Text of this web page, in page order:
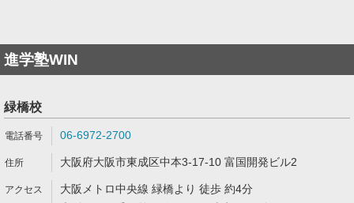
進学塾WIN
緑橋校
06-6972-2700
大阪府大阪市東成区中本3-17-10 富国開発ビル2
大阪メトロ中央線 緑橋より 徒歩 約4分